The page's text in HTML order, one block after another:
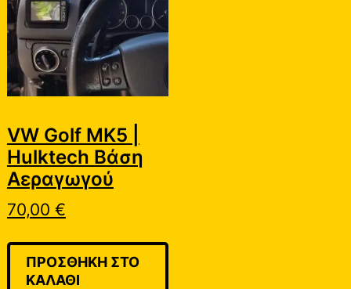
VW Golf MK5 |
Hulktech Βάση
Αεραγωγού
70,00 €
ΠΡΟΣΘΉΚΗ ΣΤΟ
ΚΑΛΆΘΙ